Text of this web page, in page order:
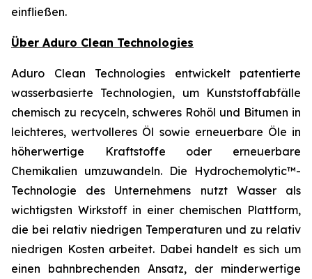
einfließen.
Über Aduro Clean Technologies
Aduro Clean Technologies entwickelt patentierte
wasserbasierte Technologien, um Kunststoffabfälle
chemisch zu recyceln, schweres Rohöl und Bitumen in
leichteres, wertvolleres Öl sowie erneuerbare Öle in
höherwertige Kraftstoffe oder erneuerbare
Chemikalien umzuwandeln. Die Hydrochemolytic™-
Technologie des Unternehmens nutzt Wasser als
wichtigsten Wirkstoff in einer chemischen Plattform,
die bei relativ niedrigen Temperaturen und zu relativ
niedrigen Kosten arbeitet. Dabei handelt es sich um
einen bahnbrechenden Ansatz, der minderwertige